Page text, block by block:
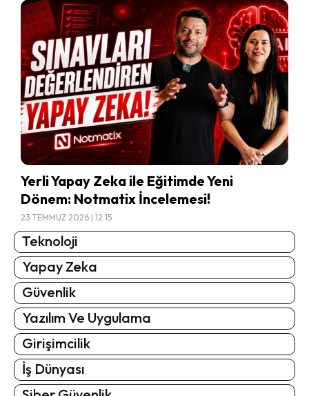
Yerli Yapay Zeka ile Eğitimde Yeni
Dönem: Notmatix İncelemesi!
23 TEMMUZ 2026 | 12:15
Teknoloji
Yapay Zeka
Güvenlik
Yazılım Ve Uygulama
Girişimcilik
İş Dünyası